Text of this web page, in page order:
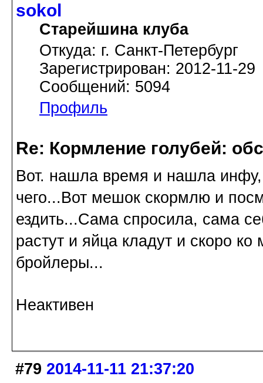
sokol
Старейшина клуба
Откуда: г. Санкт-Петербург
Зарегистрирован: 2012-11-29
Сообщений: 5094
Профиль
Re: Кормление голубей:
Вот. нашла время и нашла
чего...Вот мешок скормлю и
ездить...Сама спросила, сама
растут и яйца кладут и скоро ко
бройлеры...
Неактивен
#79 2014-11-11 21:37:20